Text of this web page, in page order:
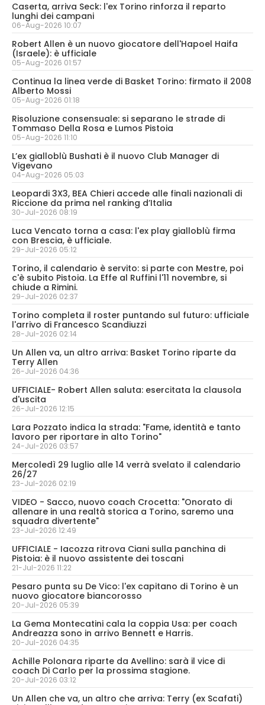
Caserta, arriva Seck: l'ex Torino rinforza il reparto
lunghi dei campani
06-Aug-2026 10:07
Robert Allen è un nuovo giocatore dell'Hapoel Haifa
(Israele): è ufficiale
05-Aug-2026 01:57
Continua la linea verde di Basket Torino: firmato il 2008
Alberto Mossi
05-Aug-2026 01:18
Risoluzione consensuale: si separano le strade di
Tommaso Della Rosa e Lumos Pistoia
05-Aug-2026 11:10
L’ex gialloblù Bushati è il nuovo Club Manager di
Vigevano
04-Aug-2026 05:03
Leopardi 3X3, BEA Chieri accede alle finali nazionali di
Riccione da prima nel ranking d’Italia
30-Jul-2026 08:19
Luca Vencato torna a casa: l'ex play gialloblù firma
con Brescia, è ufficiale.
29-Jul-2026 05:12
Torino, il calendario è servito: si parte con Mestre, poi
c'è subito Pistoia. La Effe al Ruffini l'11 novembre, si
chiude a Rimini.
29-Jul-2026 02:37
Torino completa il roster puntando sul futuro: ufficiale
l'arrivo di Francesco Scandiuzzi
28-Jul-2026 02:14
Un Allen va, un altro arriva: Basket Torino riparte da
Terry Allen
26-Jul-2026 04:36
UFFICIALE- Robert Allen saluta: esercitata la clausola
d'uscita
26-Jul-2026 12:15
Lara Pozzato indica la strada: "Fame, identità e tanto
lavoro per riportare in alto Torino"
24-Jul-2026 03:57
Mercoledì 29 luglio alle 14 verrà svelato il calendario
26/27
23-Jul-2026 02:19
VIDEO - Sacco, nuovo coach Crocetta: "Onorato di
allenare in una realtà storica a Torino, saremo una
squadra divertente"
23-Jul-2026 12:49
UFFICIALE - Iacozza ritrova Ciani sulla panchina di
Pistoia: è il nuovo assistente dei toscani
21-Jul-2026 11:22
Pesaro punta su De Vico: l'ex capitano di Torino è un
nuovo giocatore biancorosso
20-Jul-2026 05:39
La Gema Montecatini cala la coppia Usa: per coach
Andreazza sono in arrivo Bennett e Harris.
20-Jul-2026 04:35
Achille Polonara riparte da Avellino: sarà il vice di
coach Di Carlo per la prossima stagione.
20-Jul-2026 03:12
Un Allen che va, un altro che arriva: Terry (ex Scafati)